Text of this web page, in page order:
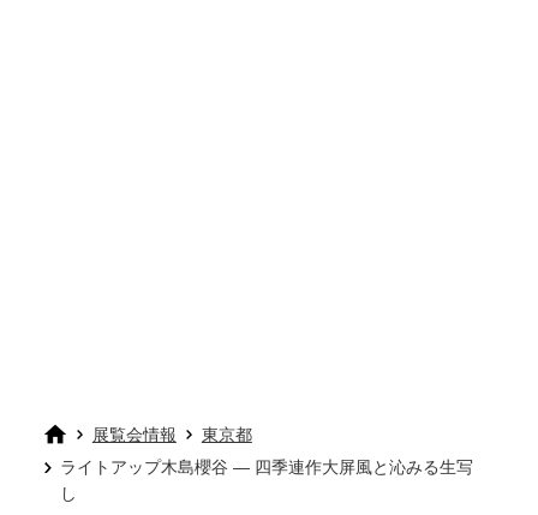
展覧会情報
東京都
ライトアップ木島櫻谷 ― 四季連作大屏風と沁みる生写
し